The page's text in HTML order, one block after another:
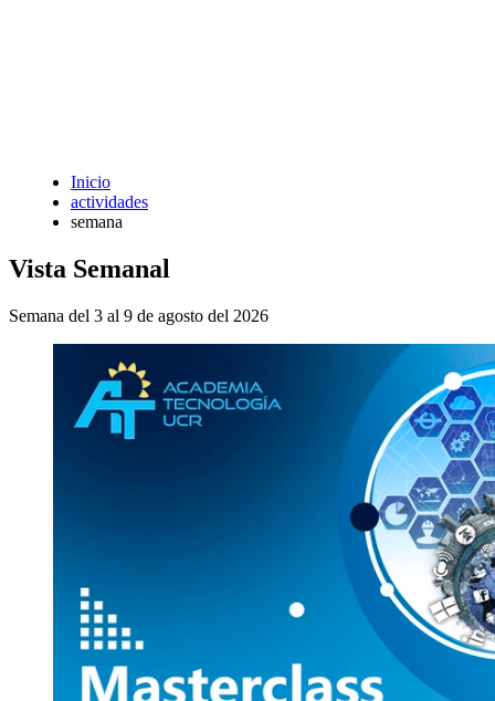
Inicio
actividades
semana
Vista Semanal
Semana del 3 al 9 de agosto del 2026